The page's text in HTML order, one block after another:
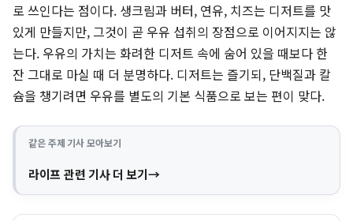
로 쓰인다는 점이다. 생크림과 버터, 연유, 치즈는 디저트를 맛
있게 만들지만, 그것이 곧 우유 섭취의 장점으로 이어지지는 않
는다. 우유의 가치는 화려한 디저트 속에 숨어 있을 때보다 한
잔 그대로 마실 때 더 분명하다. 디저트는 즐기되, 단백질과 칼
슘을 챙기려면 우유를 별도의 기본 식품으로 보는 편이 맞다.
같은 주제 기사 모아보기
라이프 관련 기사 더 보기